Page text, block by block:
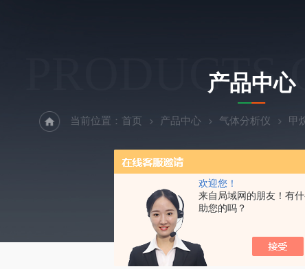
欢迎您！
来自局域网的朋友！有
助您的吗？
PRODUCTS
产品中心
当前位置： 首页 产品中心 气体分析仪 甲